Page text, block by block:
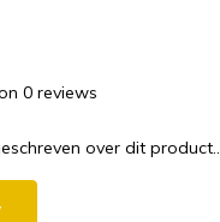
0 reviews
over dit product..